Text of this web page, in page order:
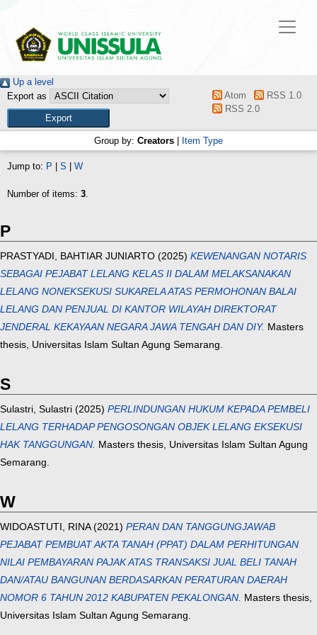
Up a level
Export as
Atom
RSS 1.0
RSS 2.0
Group by: Creators Item Type
Jump to: P S W
Number of items: 3.
P
PRASTYADI, BAHTIAR JUNIARTO (2025) KEWENANGAN NOTARIS
SEBAGAI PEJABAT LELANG KELAS II DALAM MELAKSANAKAN
LELANG NONEKSEKUSI SUKARELA ATAS PERMOHONAN BALAI
LELANG DAN PENJUAL DI KANTOR WILAYAH DIREKTORAT
JENDERAL KEKAYAAN NEGARA JAWA TENGAH DAN DIY. Masters
thesis, Universitas Islam Sultan Agung Semarang.
S
Sulastri, Sulastri (2025) PERLINDUNGAN HUKUM KEPADA PEMBELI
LELANG TERHADAP PENGOSONGAN OBJEK LELANG EKSEKUSI
HAK TANGGUNGAN. Masters thesis, Universitas Islam Sultan Agung
Semarang.
W
WIDOASTUTI, RINA(2021) PERAN DAN TANGGUNGJAWAB
PEJABAT PEMBUAT AKTA TANAH (PPAT) DALAM PERHITUNGAN
NILAI PEMBAYARAN PAJAK ATAS TRANSAKSI JUAL BELI TANAH
DAN/ATAU BANGUNAN BERDASARKAN PERATURAN DAERAH
NOMOR 6 TAHUN 2012 KABUPATEN PEKALONGAN. Masters thesis,
Universitas Islam Sultan Agung Semarang.